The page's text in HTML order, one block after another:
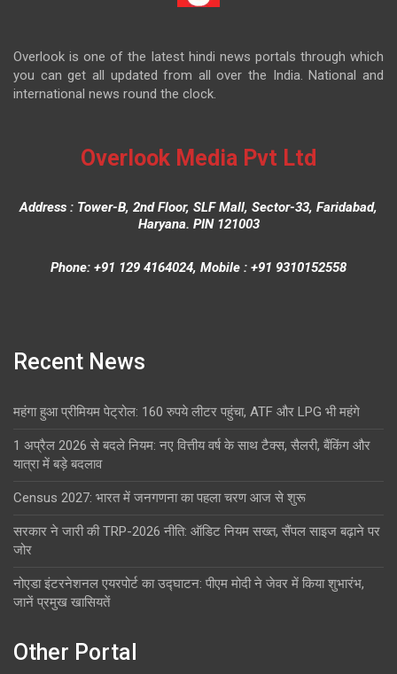
Overlook is one of the latest hindi news portals through which
you can get all updated from all over the India. National and
international news round the clock.
Overlook Media Pvt Ltd
Address : Tower-B, 2nd Floor, SLF Mall, Sector-33, Faridabad,
Haryana. PIN 121003
Phone: +91 129 4164024, Mobile : +91 9310152558
Recent News
महंगा हुआ प्रीमियम पेट्रोल: 160 रुपये लीटर पहुंचा, ATF और LPG भी महंगे
1 अप्रैल 2026 से बदले नियम: नए वित्तीय वर्ष के साथ टैक्स, सैलरी, बैंकिंग और
यात्रा में बड़े बदलाव
Census 2027: भारत में जनगणना का पहला चरण आज से शुरू
सरकार ने जारी की TRP-2026 नीति: ऑडिट नियम सख्त, सैंपल साइज बढ़ाने पर
जोर
नोएडा इंटरनेशनल एयरपोर्ट का उद्घाटन: पीएम मोदी ने जेवर में किया शुभारंभ,
जानें प्रमुख खासियतें
Other Portal